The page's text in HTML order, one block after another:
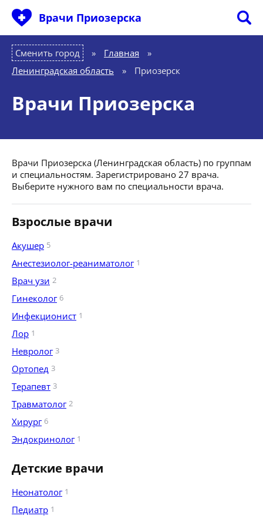
Врачи Приозерска
Сменить город Главная
»
Ленинградская область
» Приозерск
Врачи Приозерска
Врачи Приозерска (Ленинградская область) по группам
и специальностям. Зарегистрировано 27 врача.
Выберите нужного вам по специальности врача.
Взрослые врачи
Акушер 5
Анестезиолог-реаниматолог 1
Врач узи 2
Гинеколог 6
Инфекционист 1
Лор 1
Невролог 3
Ортопед 3
Терапевт 3
Травматолог 2
Хирург 6
Эндокринолог 1
Детские врачи
Неонатолог 1
Педиатр 1